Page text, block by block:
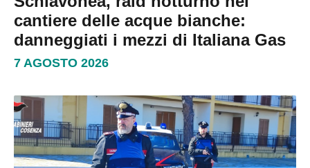
cantiere delle acque bianche:
danneggiati i mezzi di Italiana Gas
7 AGOSTO 2026